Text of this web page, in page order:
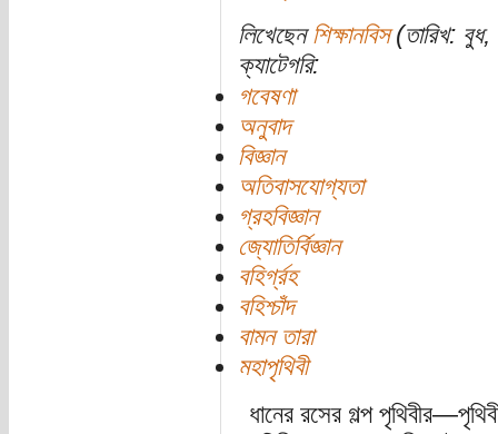
লিখেছেন শিক্ষানবিস(তারিখ:
ক্যাটেগরি:
গবেষণা
অনুবাদ
বিজ্ঞান
অতিবাসযোগ্যতা
গ্রহবিজ্ঞান
জ্যোতির্বিজ্ঞান
বহির্গ্রহ
বহিশ্চাঁদ
বামন তারা
মহাপৃথিবী
ধানের রসের গল্প